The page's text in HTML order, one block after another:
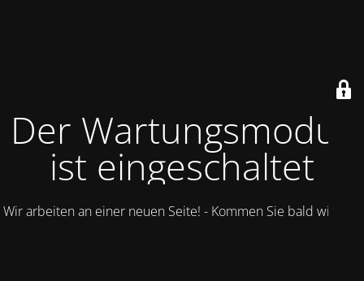
Der Wartungsmodus
ist eingeschaltet
Wir arbeiten an einer neuen Seite! - Kommen Sie bald wieder.